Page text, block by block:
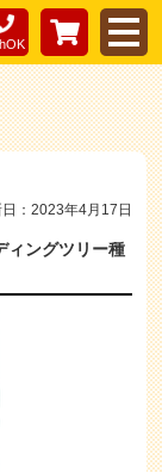
：2023年4月17日
ィングツリー種